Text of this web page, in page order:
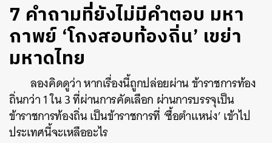
7 คำถามที่ยังไม่มีคำตอบ มหา
กาพย์ ‘โกงสอบท้องถิ่น’ เขย่า
มหาดไทย
ลองคิดดูว่า หากเรื่องนี้ถูกปล่อยผ่าน ข้าราชการท้อง
ถิ่นกว่า 1 ใน 3 ที่ผ่านการคัดเลือก ผ่านการบรรจุเป็น
ข้าราชการท้องถิ่น เป็นข้าราชการที่ ‘ซื้อตำแหน่ง’ เข้าไป
ประเทศนี้จะเหลืออะไร